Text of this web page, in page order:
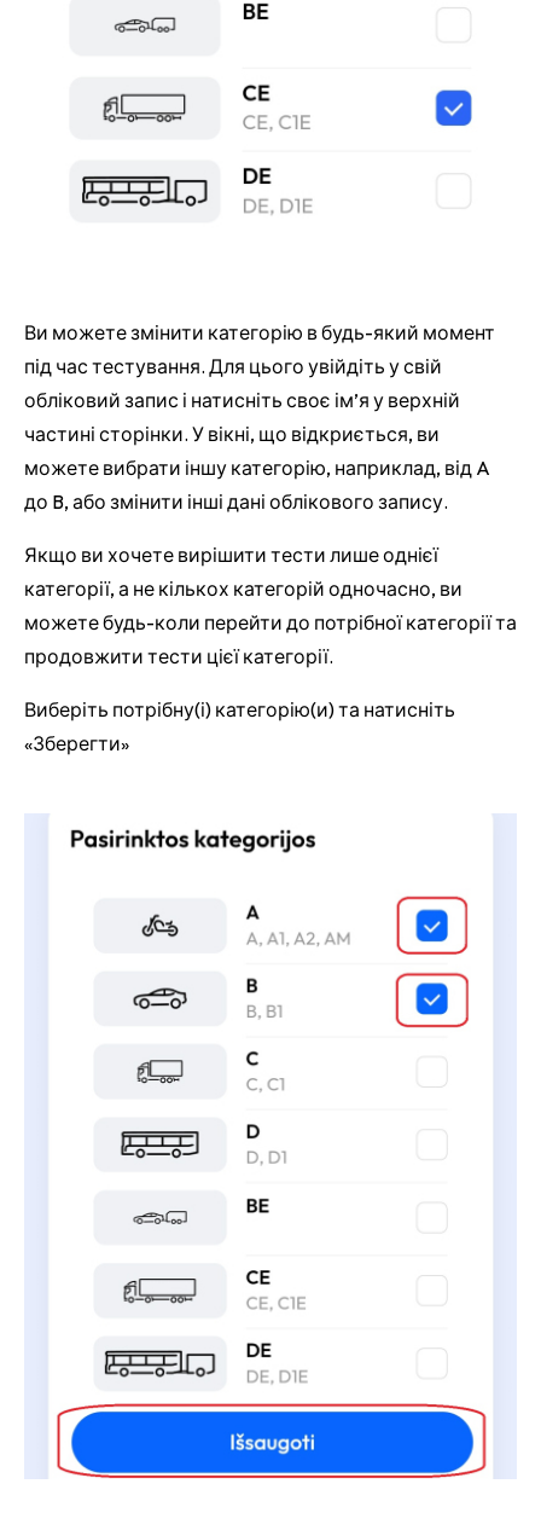
Ви можете змінити категорію в будь-який момент
під час тестування. Для цього увійдіть у свій
обліковий запис і натисніть своє ім’я у верхній
частині сторінки. У вікні, що відкриється, ви
можете вибрати іншу категорію, наприклад, від A
до B, або змінити інші дані облікового запису.
Якщо ви хочете вирішити тести лише однієї
категорії, а не кількох категорій одночасно, ви
можете будь-коли перейти до потрібної категорії та
продовжити тести цієї категорії.
Виберіть потрібну(і) категорію(и) та натисніть
«Зберегти»